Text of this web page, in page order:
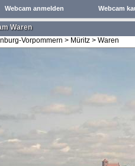
Webcam anmelden Webcam
Waren
Vorpommern > Müritz > Waren